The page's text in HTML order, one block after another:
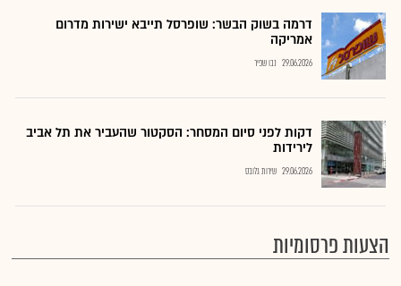
דרמה בשוק הבשר: שופרסל תייבא ישירות מדרום
אמריקה
29.06.2026 נבו שפיר
דקות לפני סיום המסחר: הסקטור שהעביר את תל אביב
לירידות
29.06.2026 שירות גלובס
הצעות פרסומיות